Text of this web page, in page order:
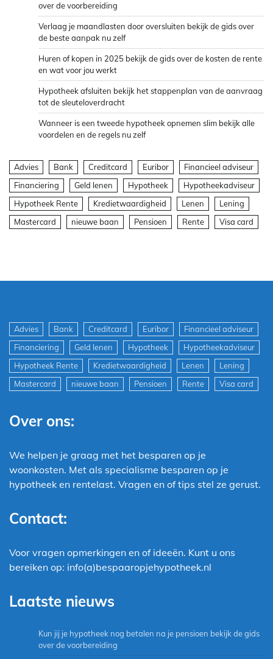
over de voorbereiding
Verlaag je maandlasten door oversluiten bekijk de gids over
de beste aanpak nu zelf
Huren of kopen in 2025 bekijk de gids over de kosten de rente
en wat voor jou werkt
Hypotheek afsluiten bekijk het stappenplan van de aanvraag
tot de sleuteloverdracht
Wanneer is een tweede hypotheek opnemen slim bekijk alle
voordelen en de regels nu zelf
Advies Bank Creditcard Euribor
Financieel adviseur
Financiering
Geld lenen Hypotheek
Hypotheekadviseur
Hypotheek Rente
Kredietwaardigheid Lenen
Lening
Mastercard
nieuwe baan Pensioen Rente Visa card
Advies Bank Creditcard Euribor
Financieel adviseur
Financiering
Geld lenen Hypotheek
Hypotheekadviseur
Hypotheek Rente
Kredietwaardigheid Lenen
Lening
Mastercard
nieuwe baan Pensioen Rente Visa card
Over ons:
We helpen je graag met het besparen op je
woonkosten. Met als specialisme besparen op je
hypotheek en rentelast. Vragen en of tips stel ze gerust.
Contact:
Voor vragen opmerkingen en of ideeën. Kunt u ons
bereiken op: info(a)bespaaropjehypotheek.nl
Laatste nieuws
Kun jij je hypotheek nog betalen na je pensioen bekijk de gids
over de voorbereiding